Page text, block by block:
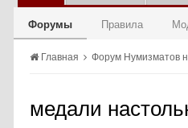
Форумы Правила
Главная Форум Нумизматов
медали